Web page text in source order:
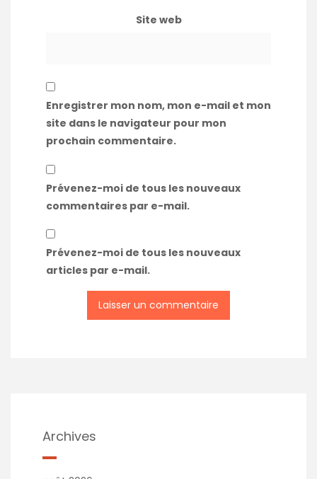
Site web
Enregistrer mon nom, mon e-mail et mon
site dans le navigateur pour mon
prochain commentaire.
Prévenez-moi de tous les nouveaux
commentaires par e-mail.
Prévenez-moi de tous les nouveaux
articles par e-mail.
Archives